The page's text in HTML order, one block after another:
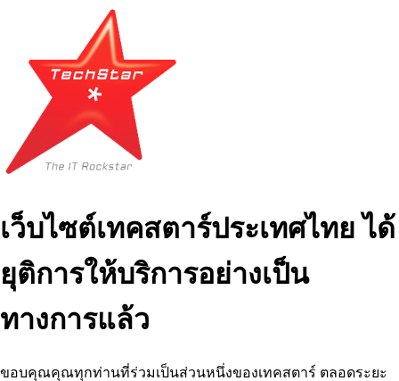
เว็บไซต์เทคสตาร์ประเทศไทย ได้
ยุติการให้บริการอย่างเป็น
ทางการแล้ว
ขอบคุณคุณทุกท่านที่ร่วมเป็นส่วนหนึ่งของเทคสตาร์ ตลอดระยะ